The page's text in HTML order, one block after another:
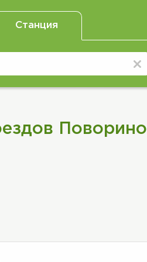
Станция
Поворино